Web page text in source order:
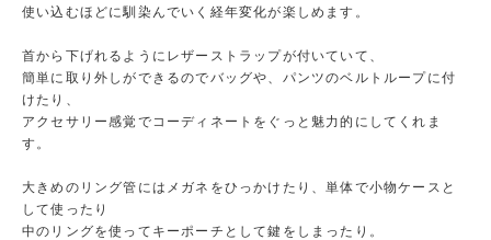
使い込むほどに馴染んでいく経年変化が楽しめます。
首から下げれるようにレザーストラップが付いていて、
簡単に取り外しができるのでバッグや、パンツのベルトループに付
けたり、
アクセサリー感覚でコーディネートをぐっと魅力的にしてくれま
す。
大きめのリング管にはメガネをひっかけたり、単体で小物ケースと
して使ったり
中のリングを使ってキーポーチとして鍵をしまったり。